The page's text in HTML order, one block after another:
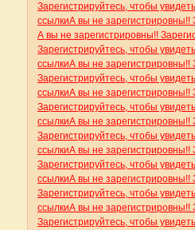
Зарегистрируйтесь, чтобы
ссылкиА вы не зарегистрировны!!
А вы не зарегистрировны!!
Зарегистрируйтесь, чтобы
ссылкиА вы не зарегистрировны!!
Зарегистрируйтесь, чтобы
ссылкиА вы не зарегистрировны!!
Зарегистрируйтесь, чтобы
ссылкиА вы не зарегистрировны!!
Зарегистрируйтесь, чтобы
ссылкиА вы не зарегистрировны!!
Зарегистрируйтесь, чтобы
ссылкиА вы не зарегистрировны!!
Зарегистрируйтесь, чтобы
ссылкиА вы не зарегистрировны!!
Зарегистрируйтесь, чтобы